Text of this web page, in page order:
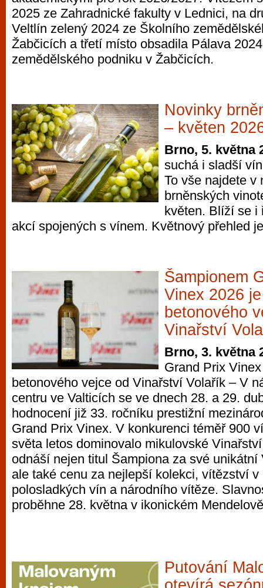
2025 ze Zahradnické fakulty v Lednici, na
Veltlín zelený 2024 ze Školního
Žabčicích a třetí místo obsadila Pálava
zemědělského podniku v Žabčicích.
Novinky
– květen
Brno, 5. května
suchá i sladší
To vše najdete v
brněnských
květen. Blíží se i
akcí spojených s vínem. Květnový přehled
Šampionem
Vinex 2026
betonového
Vinařství
Brno, 3. května
Grand Prix
betonového vejce od Vinařství Volařík – V
centru ve Valticích se ve dnech 28. a 29.
hodnocení již 33. ročníku prestižní
Grand Prix Vinex. V konkurenci téměř 900
světa letos dominovalo mikulovské
odnáší nejen titul Šampiona za své unikátní
ale také cenu za nejlepší kolekci, vítězství
polosladkých vín a národního vítěze.
proběhne 28. května v ikonickém
Putování
vyzkoušet různé kasinové hry. V
metropoli naleznete širokou nabídku her
po moderní automaty jak pro pravidelné
příležitostné hráče. V...